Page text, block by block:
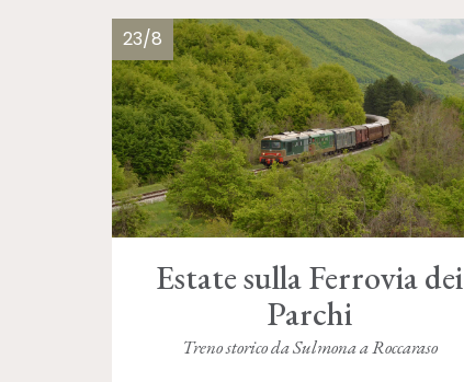
23/8
Estate sulla Ferrovia dei
Parchi
Treno storico da Sulmona a Roccaraso